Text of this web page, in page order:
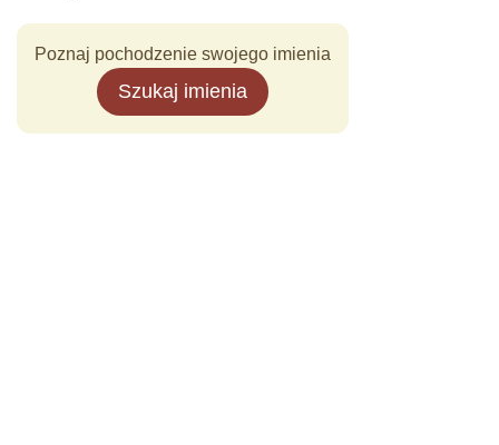
Poznaj pochodzenie swojego imienia
Szukaj imienia